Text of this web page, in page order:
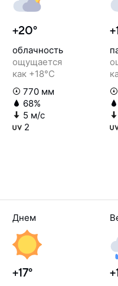
+20°
облачность
ощущается
как +18°C
770 мм
68%
5 м/с
2
Днем
+17°